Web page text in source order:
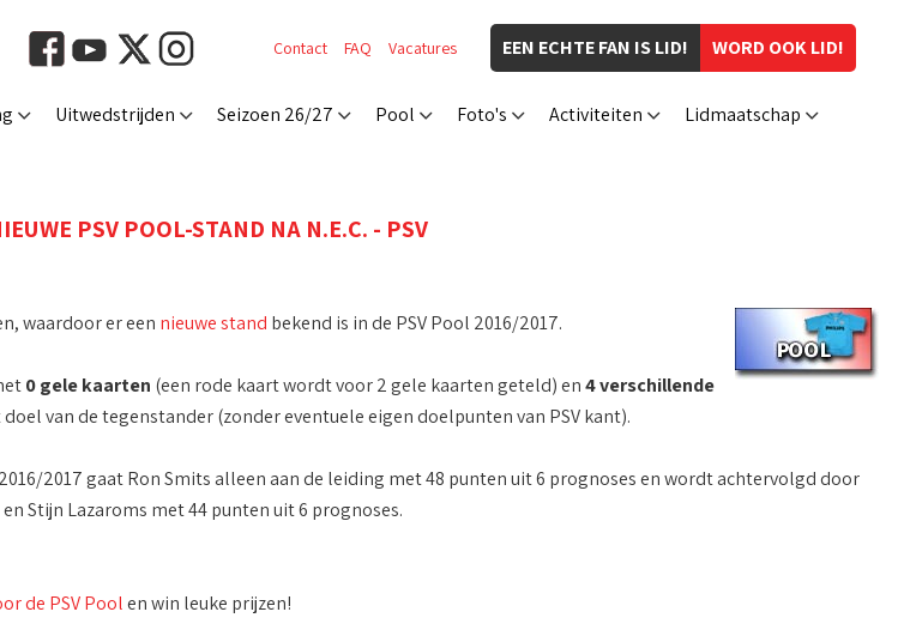
WORD OOK LID!
EEN ECHTE FAN IS LID!
Contact FAQ Vacatures
Uitwedstrijden Seizoen 26/27 Pool Foto's Activiteiten Lidmaatschap
PSV POOL-STAND NA N.E.C. - PSV
waardoor er een nieuwe stand bekend is in de PSV Pool 2016/2017.
0 gele kaarten (een rode kaart wordt voor 2 gele kaarten geteld) en4 verschillende
van de tegenstander (zonder eventuele eigen doelpunten van PSV kant).
2017 gaat Ron Smits alleen aan de leiding met 48 punten uit 6 prognoses en wordt achtervolgd door
Stijn Lazaroms met 44 punten uit 6 prognoses.
de PSV Poolen win leuke prijzen!